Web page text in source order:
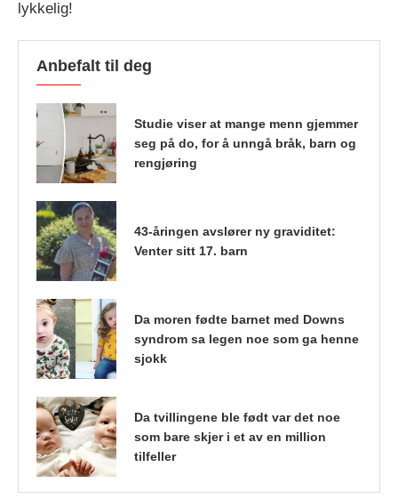
lykkelig!
Anbefalt til deg
Studie viser at mange menn gjemmer
seg på do, for å unngå bråk, barn og
rengjøring
43-åringen avslører ny graviditet:
Venter sitt 17. barn
Da moren fødte barnet med Downs
syndrom sa legen noe som ga henne
sjokk
Da tvillingene ble født var det noe
som bare skjer i et av en million
tilfeller